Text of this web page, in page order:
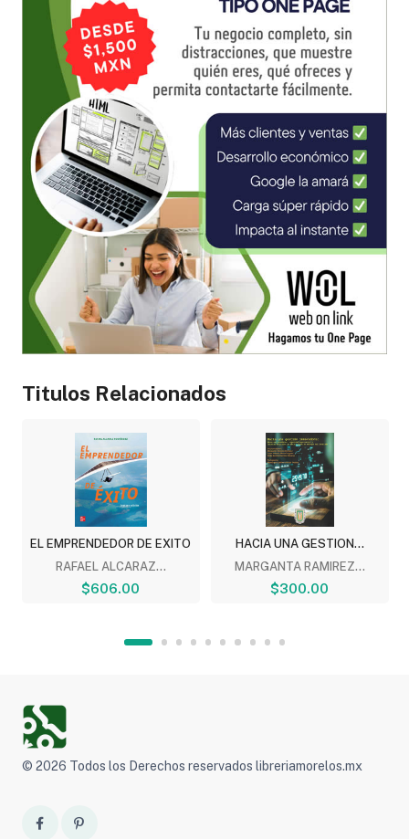
Titulos Relacionados
EL EMPRENDEDOR DE EXITO
RAFAEL ALCARAZ...
$606.00
HACIA UNA GESTION...
MARGANTA RAMIREZ...
$300.00
© 2026 Todos los Derechos reservados libreriamorelos.mx